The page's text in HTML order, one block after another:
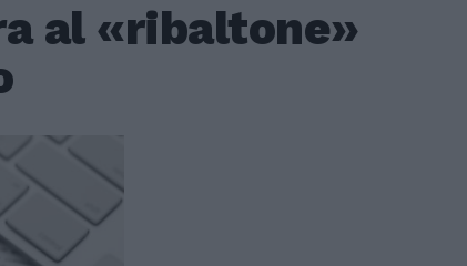
al «ribaltone»